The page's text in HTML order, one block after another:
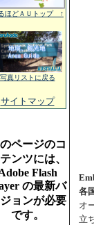
ほどＡＵトップ ↑
写真リストに戻る
サイトマップ
ページのコ
ンツには、
Flash
の最新バ
ョンが必要
です。
各
オ
立